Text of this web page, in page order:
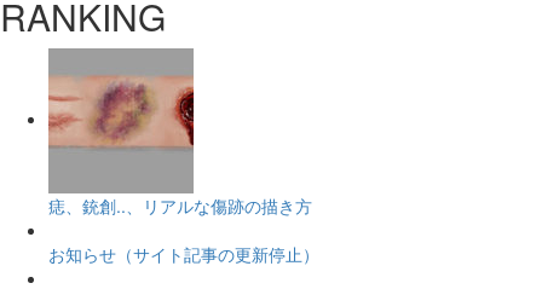
RANKING
痣、銃創..、リアルな傷跡の描き方
お知らせ（サイト記事の更新停止）